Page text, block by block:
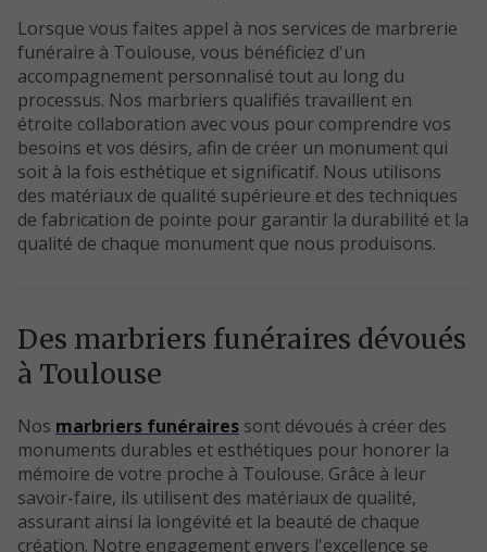
Lorsque vous faites appel à nos services de marbrerie
funéraire à Toulouse, vous bénéficiez d'un
accompagnement personnalisé tout au long du
processus. Nos marbriers qualifiés travaillent en
étroite collaboration avec vous pour comprendre vos
besoins et vos désirs, afin de créer un monument qui
soit à la fois esthétique et significatif. Nous utilisons
des matériaux de qualité supérieure et des techniques
de fabrication de pointe pour garantir la durabilité et la
qualité de chaque monument que nous produisons.
Des marbriers funéraires dévoués
à Toulouse
Nos marbriers funéraires sont dévoués à créer des
monuments durables et esthétiques pour honorer la
mémoire de votre proche à Toulouse. Grâce à leur
savoir-faire, ils utilisent des matériaux de qualité,
assurant ainsi la longévité et la beauté de chaque
création. Notre engagement envers l'excellence se